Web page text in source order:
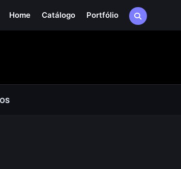
Home Catálogo Portfólio